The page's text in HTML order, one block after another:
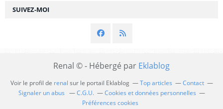
SUIVEZ-MOI
Renal © - Hébergé par Eklablog
Voir le profil de renal sur le portail Eklablog Top articles
Contact
Signaler un abus
C.G.U.
Cookies et données personnelles
Préférences cookies